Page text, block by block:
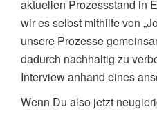
aktuellen Prozessstand in
wir es selbst mithilfe von
unsere Prozesse
dadurch nachhaltig zu
Interview anhand eines
Wenn Du also jetzt